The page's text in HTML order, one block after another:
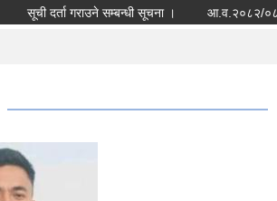
सूची दर्ता गराउने सम्बन्धी सूचना । आ.व.२०८२/